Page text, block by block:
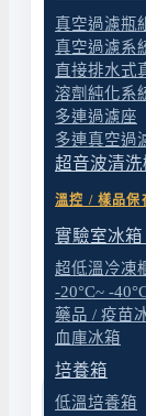
真空過濾瓶
真空過濾系
直接排水式
溶劑純化系
多連過濾座
多連真空過
超音波清洗
溫控 / 樣品保
實驗室冰箱
超低溫冷凍
-20°C~ -
藥品 / 疫苗
血庫冰箱
培養箱
低溫培養箱
耐腐蝕真
◆ 溶劑純
◆ 固相萃
◆ 凝膠電泳
◆ 實驗室
耐腐蝕真
產